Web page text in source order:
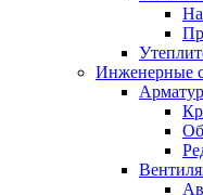
Инженерные